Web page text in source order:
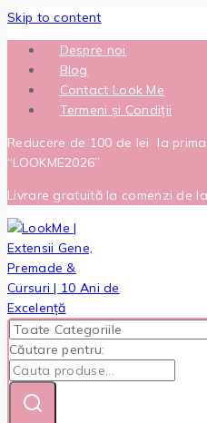
Skip to content
Despre noi
Blog
Contact Look Me
Termeni și Condiții
Reducere de 100 de lei la
“LOOKME2026”
Livrare gratuită la comenzi de
Căutare pentru: